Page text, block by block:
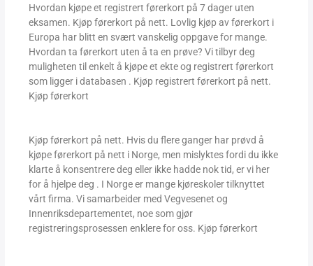
Hvordan kjøpe et registrert førerkort på 7 dager uten
eksamen. Kjøp førerkort på nett. Lovlig kjøp av førerkort i
Europa har blitt en svært vanskelig oppgave for mange.
Hvordan ta førerkort uten å ta en prøve? Vi tilbyr deg
muligheten til enkelt å kjøpe et ekte og registrert førerkort
som ligger i databasen . Kjøp registrert førerkort på nett.
Kjøp førerkort
Kjøp førerkort på nett. Hvis du flere ganger har prøvd å
kjøpe førerkort på nett i Norge, men mislyktes fordi du ikke
klarte å konsentrere deg eller ikke hadde nok tid, er vi her
for å hjelpe deg . I Norge er mange kjøreskoler tilknyttet
vårt firma. Vi samarbeider med Vegvesenet og
Innenriksdepartementet, noe som gjør
registreringsprosessen enklere for oss. Kjøp førerkort